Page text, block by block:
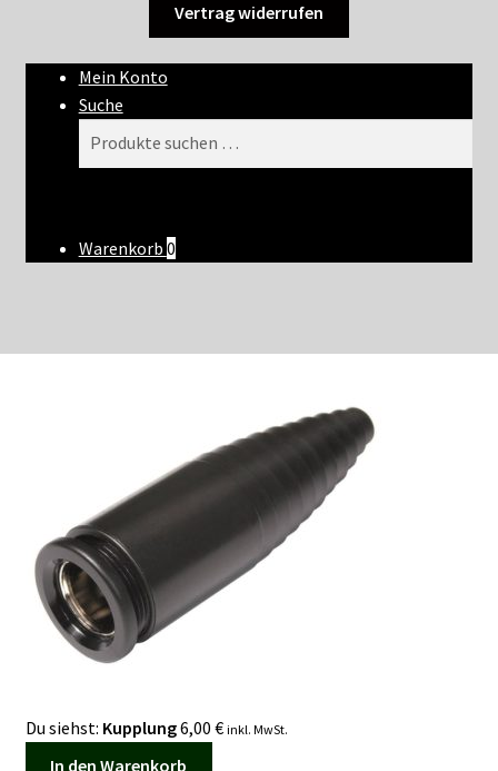
Vertrag widerrufen
Mein Konto
Suche
Warenkorb 0
Du siehst: Kupplung6,00 € inkl. MwSt.
In den Warenkorb